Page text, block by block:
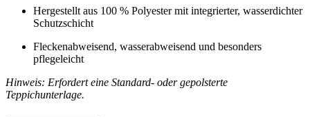
Hergestellt aus 100 % Polyester mit integrierter, wasserdichter
Schutzschicht
Fleckenabweisend, wasserabweisend und besonders
pflegeleicht
Hinweis: Erfordert eine Standard- oder gepolsterte
Teppichunterlage.